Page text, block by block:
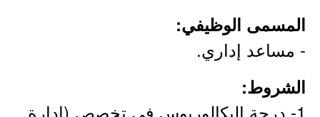
المسمى الوظيفي:
- مساعد إداري.
الشروط:
1- درجة البكالوريوس في تخصص (إدارة